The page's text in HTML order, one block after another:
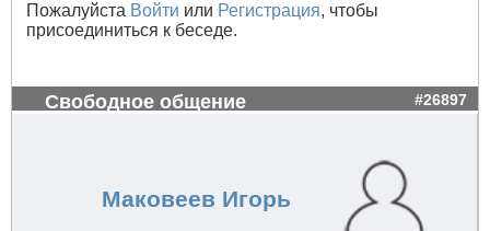
Пожалуйста Войти или Регистрация, чтобы
присоединиться к беседе.
Свободное общение #26897
Маковеев Игорь